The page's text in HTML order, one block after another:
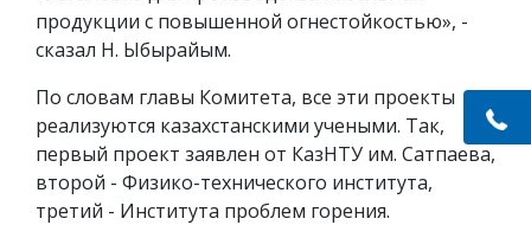
продукции с повышенной огнестойкостью», -
сказал Н. Ыбырайым.
По словам главы Комитета, все эти проекты
реализуются казахстанскими учеными. Так,
первый проект заявлен от КазНТУ им. Сатпаева,
второй - Физико-технического института,
третий - Института проблем горения.